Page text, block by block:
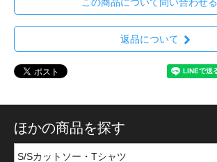
返品について
ほかの商品を探す